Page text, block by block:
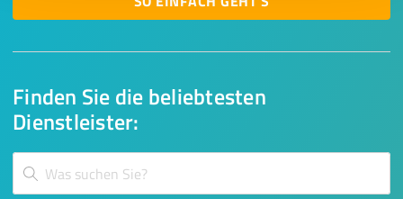
Finden Sie die beliebtesten
Dienstleister: